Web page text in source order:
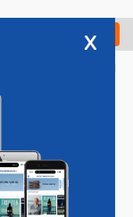
Check in
Vacatures
x